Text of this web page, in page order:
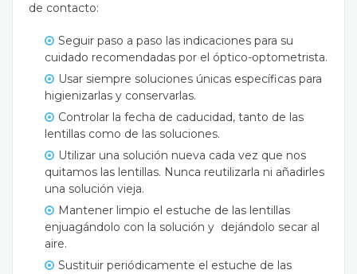
de contacto:
Seguir paso a paso las indicaciones para su
cuidado recomendadas por el óptico-optometrista.
Usar siempre soluciones únicas específicas para
higienizarlas y conservarlas.
Controlar la fecha de caducidad, tanto de las
lentillas como de las soluciones.
Utilizar una solución nueva cada vez que nos
quitamos las lentillas. Nunca reutilizarla ni añadirles
una solución vieja.
Mantener limpio el estuche de las lentillas
enjuagándolo con la solución y dejándolo secar al
aire.
Sustituir periódicamente el estuche de las